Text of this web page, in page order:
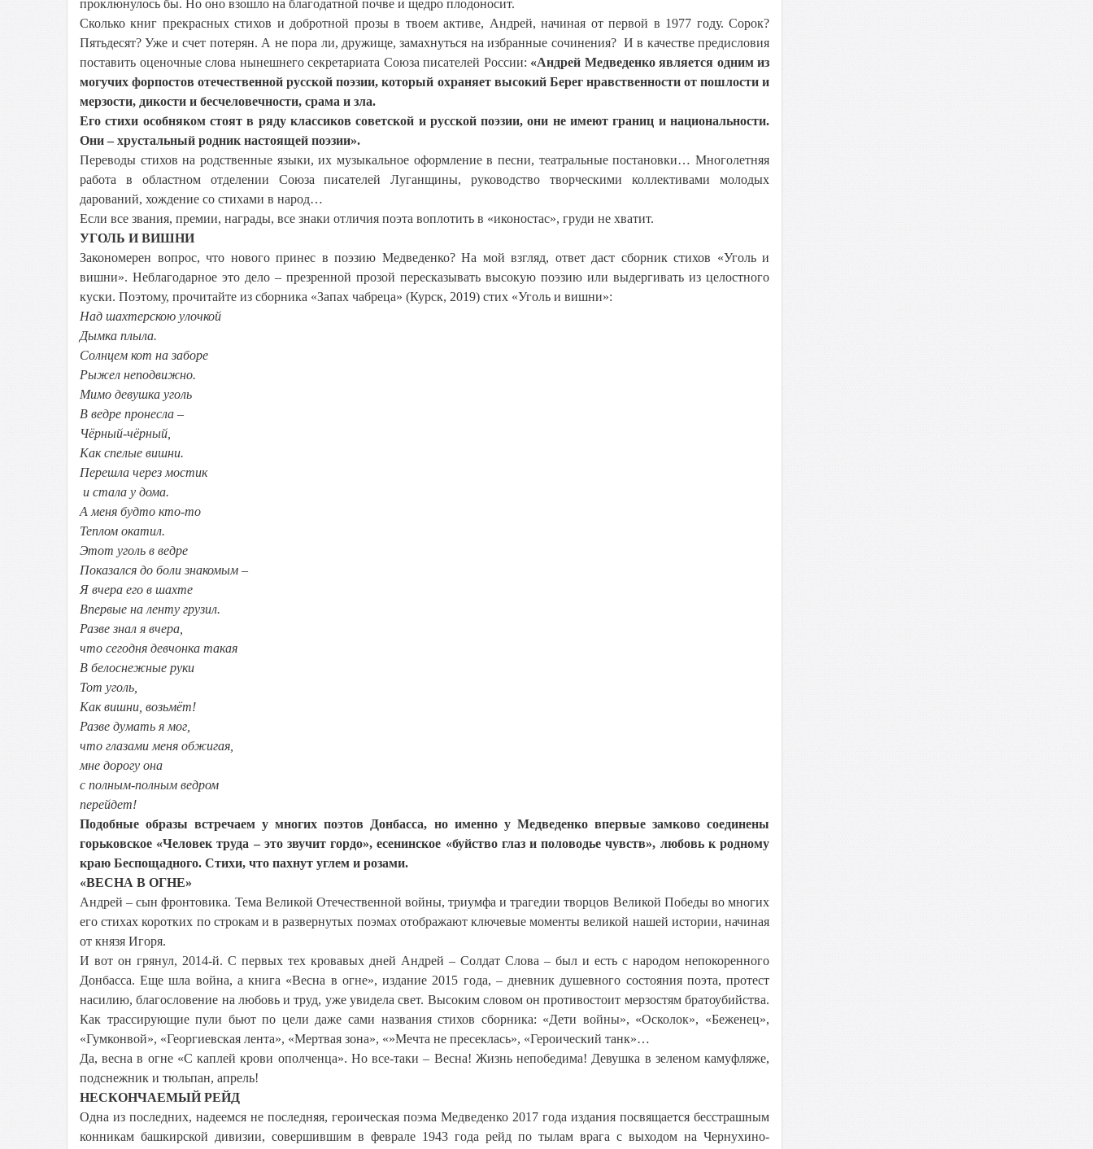
проклюнулось бы. Но оно взошло на благодатной почве и щедро плодоносит.
Сколько книг прекрасных стихов и добротной прозы в твоем активе, Андрей, начиная от первой в 1977 году. Сорок?
Пятьдесят? Уже и счет потерян. А не пора ли, дружище, замахнуться на избранные сочинения? И в качестве предисловия
поставить оценочные слова нынешнего секретариата Союза писателей России: «Андрей Медведенко является одним из
могучих форпостов отечественной русской поэзии, который охраняет высокий Берег нравственности от пошлости и
мерзости, дикости и бесчеловечности, срама и зла.
Его стихи особняком стоят в ряду классиков советской и русской поэзии, они не имеют границ и национальности.
Они – хрустальный родник настоящей поэзии».
Переводы стихов на родственные языки, их музыкальное оформление в песни, театральные постановки… Многолетняя
работа в областном отделении Союза писателей Луганщины, руководство творческими коллективами молодых
дарований, хождение со стихами в народ…
Если все звания, премии, награды, все знаки отличия поэта воплотить в «иконостас», груди не хватит.
УГОЛЬ И ВИШНИ
Закономерен вопрос, что нового принес в поэзию Медведенко? На мой взгляд, ответ даст сборник стихов «Уголь и
вишни». Неблагодарное это дело – презренной прозой пересказывать высокую поэзию или выдергивать из целостного
куски. Поэтому, прочитайте из сборника «Запах чабреца» (Курск, 2019) стих «Уголь и вишни»:
Над шахтерскою улочкой
Дымка плыла.
Солнцем кот на заборе
Рыжел неподвижно.
Мимо девушка уголь
В ведре пронесла –
Чёрный-чёрный,
Как спелые вишни.
Перешла через мостик
и стала у дома.
А меня будто кто-то
Теплом окатил.
Этот уголь в ведре
Показался до боли знакомым –
Я вчера его в шахте
Впервые на ленту грузил.
Разве знал я вчера,
что сегодня девчонка такая
В белоснежные руки
Тот уголь,
Как вишни, возьмёт!
Разве думать я мог,
что глазами меня обжигая,
мне дорогу она
с полным-полным ведром
перейдет!
Подобные образы встречаем у многих поэтов Донбасса, но именно у Медведенко впервые замково соединены
горьковское «Человек труда – это звучит гордо», есенинское «буйство глаз и половодье чувств», любовь к родному
краю Беспощадного. Стихи, что пахнут углем и розами.
«ВЕСНА В ОГНЕ»
Андрей – сын фронтовика. Тема Великой Отечественной войны, триумфа и трагедии творцов Великой Победы во многих
его стихах коротких по строкам и в развернутых поэмах отображают ключевые моменты великой нашей истории, начиная
от князя Игоря.
И вот он грянул, 2014-й. С первых тех кровавых дней Андрей – Солдат Слова – был и есть с народом непокоренного
Донбасса. Еще шла война, а книга «Весна в огне», издание 2015 года, – дневник душевного состояния поэта, протест
насилию, благословение на любовь и труд, уже увидела свет. Высоким словом он противостоит мерзостям братоубийства.
Как трассирующие пули бьют по цели даже сами названия стихов сборника: «Дети войны», «Осколок», «Беженец»,
«Гумконвой», «Георгиевская лента», «Мертвая зона», «»Мечта не пресеклась», «Героический танк»…
Да, весна в огне «С каплей крови ополченца». Но все-таки – Весна! Жизнь непобедима! Девушка в зеленом камуфляже,
подснежник и тюльпан, апрель!
НЕСКОНЧАЕМЫЙ РЕЙД
Одна из последних, надеемся не последняя, героическая поэма Медведенко 2017 года издания посвящается бесстрашным
конникам башкирской дивизии, совершившим в феврале 1943 года рейд по тылам врага с выходом на Чернухино-